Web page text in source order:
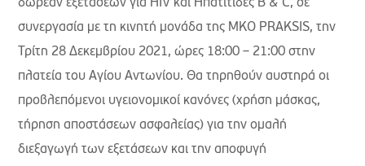
δωρεάν εξετάσεων για HIV και Ηπατίτιδες B & C, σε
συνεργασία με τη κινητή μονάδα της ΜΚΟ PRAKSIS, την
Τρίτη 28 Δεκεμβρίου 2021, ώρες 18:00 – 21:00 στην
πλατεία του Αγίου Αντωνίου. Θα τηρηθούν αυστηρά οι
προβλεπόμενοι υγειονομικοί κανόνες (χρήση μάσκας,
τήρηση αποστάσεων ασφαλείας) για την ομαλή
διεξαγωγή των εξετάσεων και την αποφυγή